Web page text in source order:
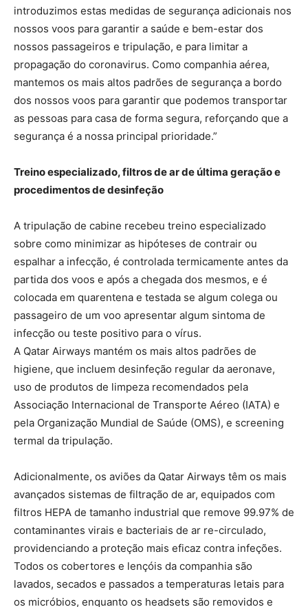
introduzimos estas medidas de segurança adicionais nos
nossos voos para garantir a saúde e bem-estar dos
nossos passageiros e tripulação, e para limitar a
propagação do coronavirus. Como companhia aérea,
mantemos os mais altos padrões de segurança a bordo
dos nossos voos para garantir que podemos transportar
as pessoas para casa de forma segura, reforçando que a
segurança é a nossa principal prioridade.”
Treino especializado, filtros de ar de última geração e
procedimentos de desinfeção
A tripulação de cabine recebeu treino especializado
sobre como minimizar as hipóteses de contrair ou
espalhar a infecção, é controlada termicamente antes da
partida dos voos e após a chegada dos mesmos, e é
colocada em quarentena e testada se algum colega ou
passageiro de um voo apresentar algum sintoma de
infecção ou teste positivo para o vírus.
A Qatar Airways mantém os mais altos padrões de
higiene, que incluem desinfeção regular da aeronave,
uso de produtos de limpeza recomendados pela
Associação Internacional de Transporte Aéreo (IATA) e
pela Organização Mundial de Saúde (OMS), e screening
termal da tripulação.
Adicionalmente, os aviões da Qatar Airways têm os mais
avançados sistemas de filtração de ar, equipados com
filtros HEPA de tamanho industrial que remove 99.97% de
contaminantes virais e bacteriais de ar re-circulado,
providenciando a proteção mais eficaz contra infeções.
Todos os cobertores e lençóis da companhia são
lavados, secados e passados a temperaturas letais para
os micróbios, enquanto os headsets são removidos e